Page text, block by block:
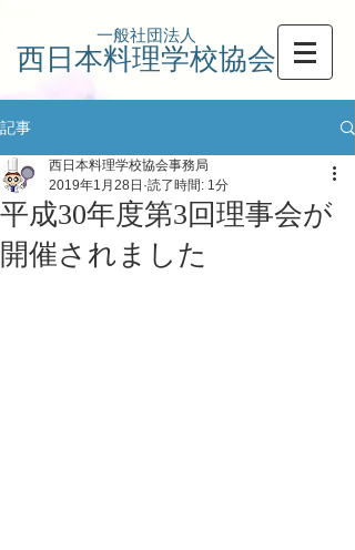
一般社団法人
西日本料理学校協会
記事
平成30年度第3回理事会が
開催されました
西日本料理学校協会事務局
2019年1月28日 読了時間: 1分